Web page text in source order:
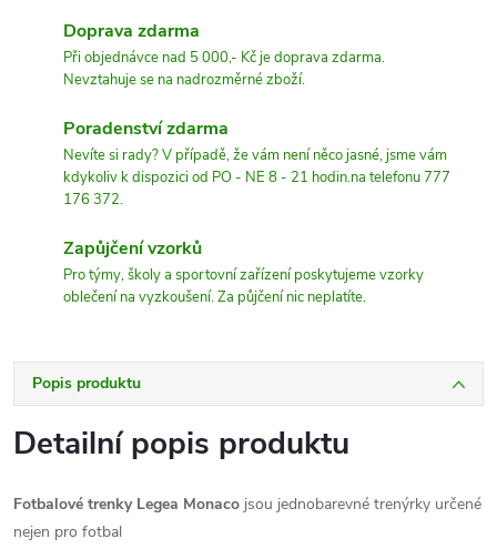
Doprava zdarma
Při objednávce nad 5 000,- Kč je doprava zdarma.
Nevztahuje se na nadrozměrné zboží.
Poradenství zdarma
Nevíte si rady? V případě, že vám není něco jasné, jsme vám
kdykoliv k dispozici od PO - NE 8 - 21 hodin.na telefonu 777
176 372.
Zapůjčení vzorků
Pro týmy, školy a sportovní zařízení poskytujeme vzorky
oblečení na vyzkoušení. Za půjčení nic neplatíte.
Popis produktu
Detailní popis produktu
Fotbalové trenky Legea Monaco jsou jednobarevné trenýrky určené
nejen pro fotbal